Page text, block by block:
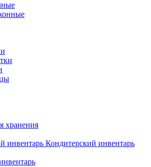
хранения
Кондитерский инвентарь